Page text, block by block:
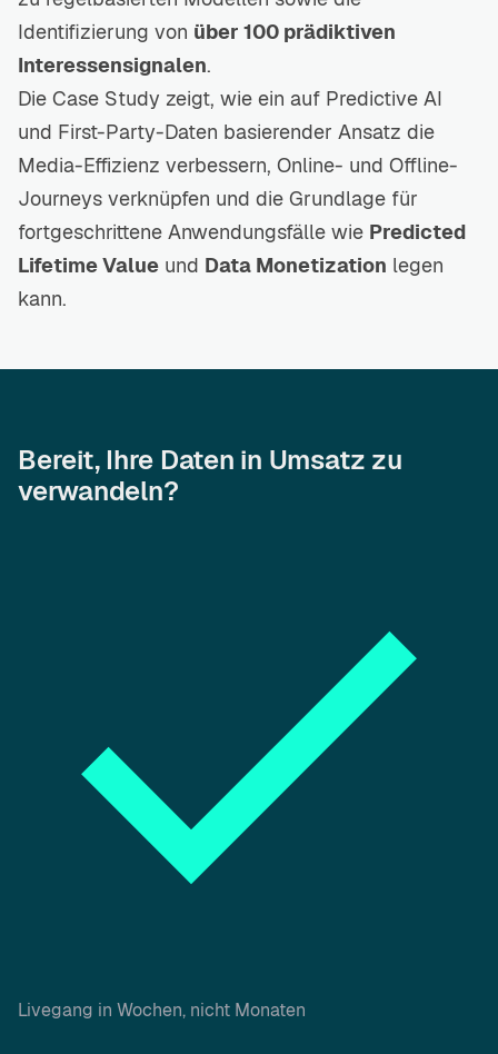
Identifizierung von über 100 prädiktiven
Interessensignalen.
Die Case Study zeigt, wie ein auf Predictive AI
und First-Party-Daten basierender Ansatz die
Media-Effizienz verbessern, Online- und Offline-
Journeys verknüpfen und die Grundlage für
fortgeschrittene Anwendungsfälle wie Predicted
Lifetime Value und Data Monetization legen
kann.
Bereit, Ihre Daten in Umsatz zu
verwandeln?
Livegang in Wochen, nicht Monaten